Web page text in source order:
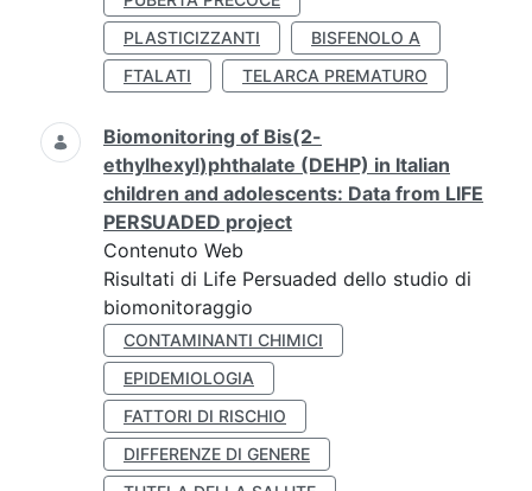
PLASTICIZZANTI
BISFENOLO A
FTALATI
TELARCA PREMATURO
Biomonitoring of Bis(2-
ethylhexyl)phthalate (DEHP) in Italian
children and adolescents: Data from LIFE
PERSUADED project
Contenuto Web
Risultati di Life Persuaded dello studio di
biomonitoraggio
CONTAMINANTI CHIMICI
EPIDEMIOLOGIA
FATTORI DI RISCHIO
DIFFERENZE DI GENERE